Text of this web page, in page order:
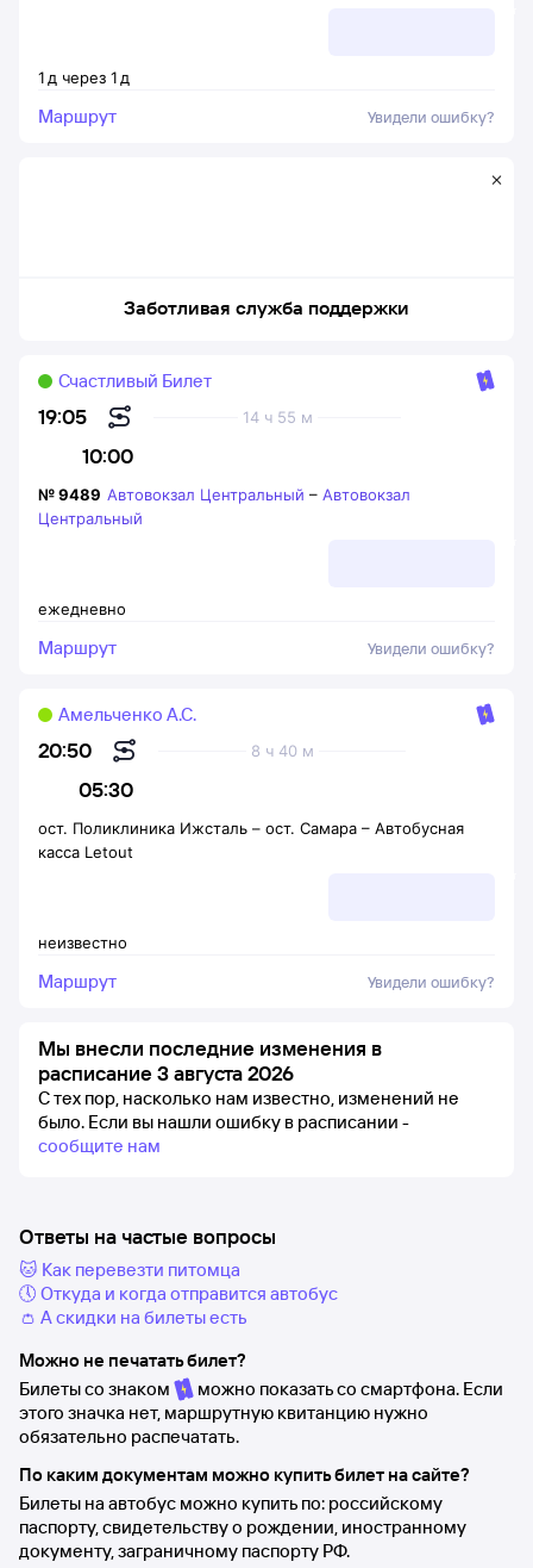
1 д через 1 д
Маршрут Увидели ошибку?
Заботливая служба поддержки
19:05
10:00
14 ч 55 м
Счастливый Билет
ежедневно
№9489 Автовокзал Центральный – Автовокзал
Центральный
Маршрут Увидели ошибку?
20:50
05:30
8 ч 40 м
Амельченко А.С.
неизвестно
ост. Поликлиника Ижсталь – ост. Самара – Автобусная
касса Letout
Маршрут Увидели ошибку?
Мы внесли последние изменения в
расписание 3 августа 2026
С тех пор, насколько нам известно, изменений не
было. Если вы нашли ошибку в расписании -
сообщите нам
Ответы на частые вопросы
🐱 Как перевезти питомца
🕔 Откуда и когда отправится автобус
👛 А скидки на билеты есть
Можно не печатать билет?
Билеты со знаком
можно показать со смартфона. Если
этого значка нет, маршрутную квитанцию нужно
обязательно распечатать.
По каким документам можно купить билет на сайте?
Билеты на автобус можно купить по: российскому
паспорту, свидетельству о рождении, иностранному
документу, заграничному паспорту РФ.